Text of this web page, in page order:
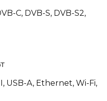
C, DVB-S, DVB-S2,
USB-A, Ethernet, Wi-Fi,